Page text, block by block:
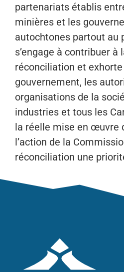
partenariats établis
minières et les
autochtones partout au
s’engage à contribuer
réconciliation et
gouvernement, les
organisations de la
industries et tous les
la réelle mise en œuvre
l’action de la
réconciliation une